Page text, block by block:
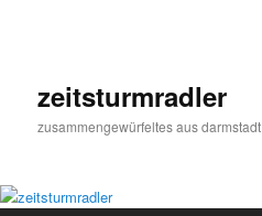
zeitsturmradler
zusammengewürfeltes aus darmstadt